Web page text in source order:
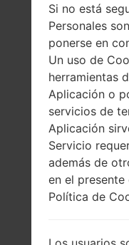
Si no está
Personales
ponerse en
Un uso de
herramientas
Aplicación o
servicios de
Aplicación
Servicio
además de
en el
Política de